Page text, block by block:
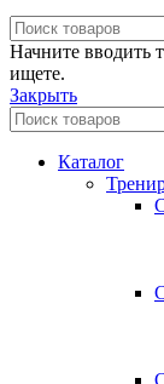
Начните вводить
ищете.
Закрыть
Каталог